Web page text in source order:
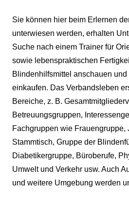
Sie können hier beim Erlernen
unterwiesen werden, erhalten
Suche nach einem Trainer für
sowie lebenspraktischen
Blindenhilfsmittel anschauen und
einkaufen. Das Verbandsleben
Bereiche, z. B.
Betreuungsgruppen,
Fachgruppen wie Frauengruppe,
Stammtisch, Gruppe der
Diabetikergruppe, Büroberufe,
Umwelt und Verkehr usw. Auch
und weitere Umgebung werden